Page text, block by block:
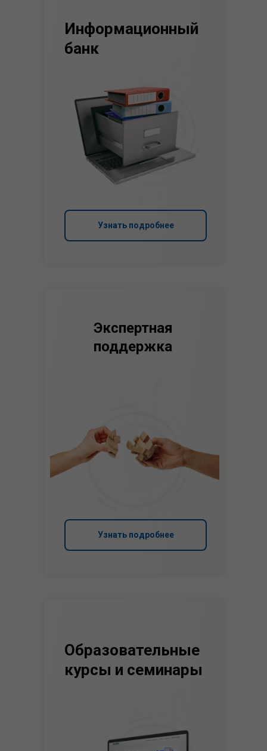
Узнать подробнее
Информационный
банк
Узнать подробнее
Экспертная
поддержка
Образовательные
курсы и семинары